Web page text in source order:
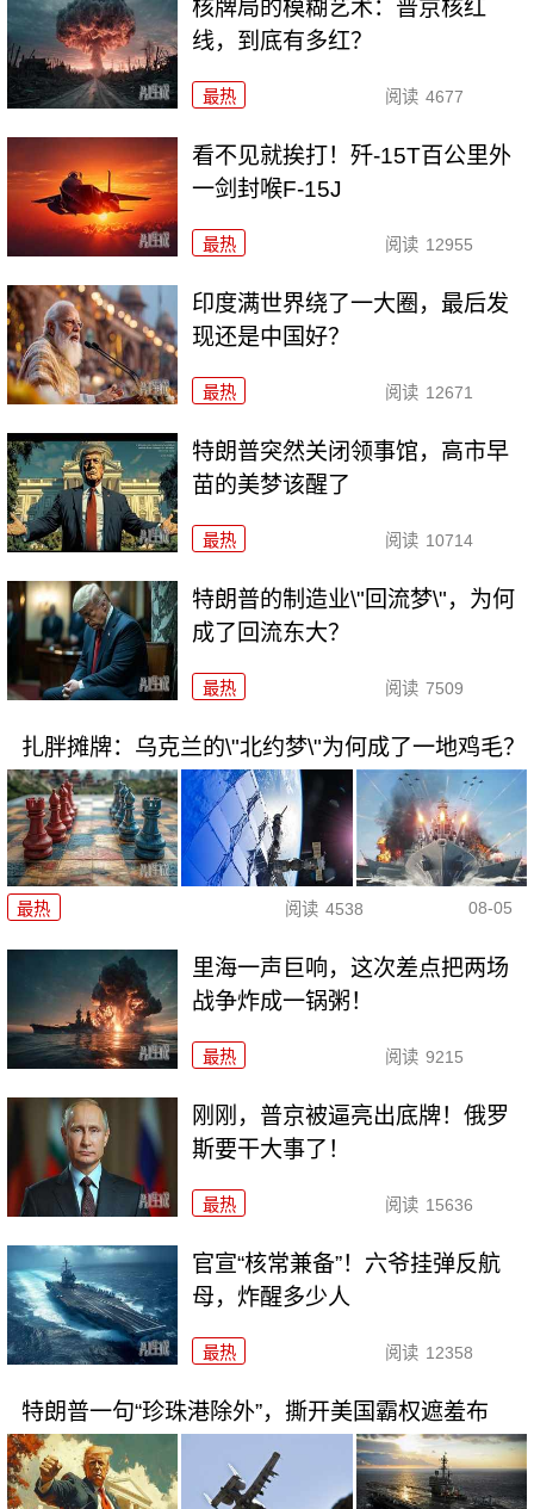
核牌局的模糊艺术：普京核红
线，到底有多红？
最热 阅读 4677
看不见就挨打！歼-15T百公里外
一剑封喉F-15J
最热 阅读 12955
印度满世界绕了一大圈，最后发
现还是中国好？
最热 阅读 12671
特朗普突然关闭领事馆，高市早
苗的美梦该醒了
最热 阅读 10714
特朗普的制造业\"回流梦\"，为何
成了回流东大？
最热 阅读 7509
扎胖摊牌：乌克兰的\"北约梦\"为何成了一地鸡毛？
最热 阅读 4538 08-05
里海一声巨响，这次差点把两场
战争炸成一锅粥！
最热 阅读 9215
刚刚，普京被逼亮出底牌！俄罗
斯要干大事了！
最热 阅读 15636
官宣“核常兼备”！六爷挂弹反航
母，炸醒多少人
最热 阅读 12358
特朗普一句“珍珠港除外”，撕开美国霸权遮羞布